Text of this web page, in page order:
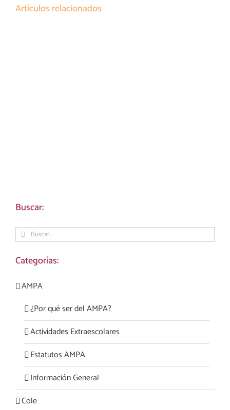
Artículos relacionados
Buscar:
Buscar:
Categorías:
AMPA
¿Por qué ser del AMPA?
Actividades Extraescolares
Estatutos AMPA
Información General
Cole